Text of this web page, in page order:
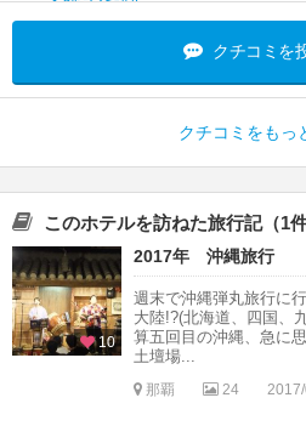
クチコミを
クチコミをもっ
このホテルを訪ねた旅行記（1件
10
2017年 沖縄旅行
週末で沖縄弾丸旅行に
大陸!?(北海道、四国、
算五回目の沖縄、急に
土壇場...
那覇 24